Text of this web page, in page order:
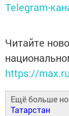
Telegram-
Читайте
https://
Ещё больше
Татарстан